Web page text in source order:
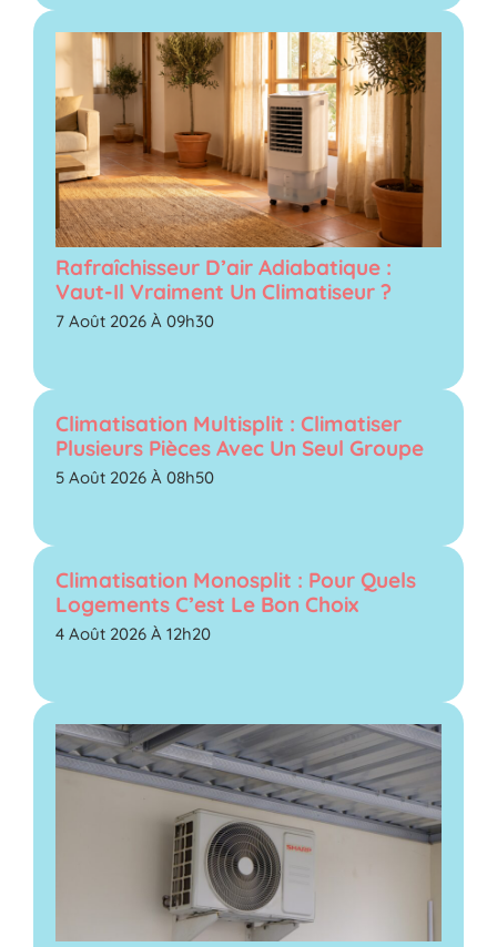
Rafraîchisseur D’air Adiabatique :
Vaut-Il Vraiment Un Climatiseur ?
7 Août 2026 À 09h30
Climatisation Multisplit : Climatiser
Plusieurs Pièces Avec Un Seul Groupe
5 Août 2026 À 08h50
Climatisation Monosplit : Pour Quels
Logements C’est Le Bon Choix
4 Août 2026 À 12h20